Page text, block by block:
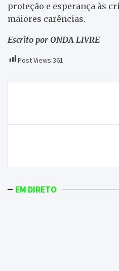
proteção e esperança às
maiores carências.
Escrito por ONDA LIVRE
Post Views:361
artigos
EM DIRETO